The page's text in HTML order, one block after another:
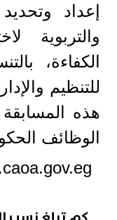
إعداد
والتربوية
الكفاءة،
للتنظيم
هذه
الوظائف